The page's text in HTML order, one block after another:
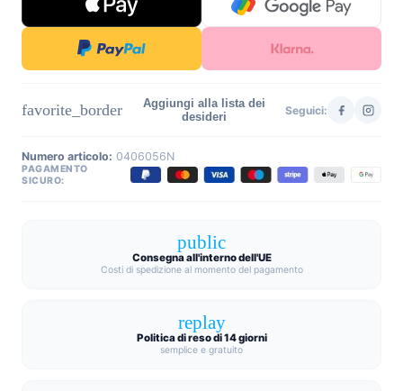
favorite_border
Aggiungi alla lista dei
desideri
Seguici:
Numero articolo: 0406056N
PAGAMENTO
SICURO:
public
Consegna all'interno dell'UE
Costi di spedizione al momento del pagamento
replay
Politica di reso di 14 giorni
semplice e gratuito